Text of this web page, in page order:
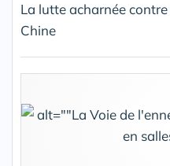
La lutte acharnée
Chine